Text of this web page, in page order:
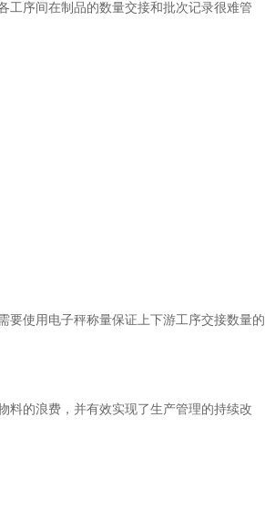
工序间在制品的数量交接和批次记录很难管
要使用电子秤称量保证上下游工序交接数量的
料的浪费，并有效实现了生产管理的持续改